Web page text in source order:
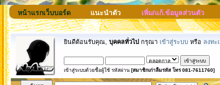
หน้าแรกเว็บบอร์ด แนะนำตัว เพิ่ม/แก้.ข้อมูลส่วนตัว
ยินดีต้อนรับคุณ, บุคคลทั่วไป กรุณา เข้าสู่ระบบ หรือ ลงทะ
เข้าสู่ระบบด้วยชื่อผู้ใช้ รหัสผ่าน [สมาชิกเก่าลืมรหัส โทร 081-7611760]